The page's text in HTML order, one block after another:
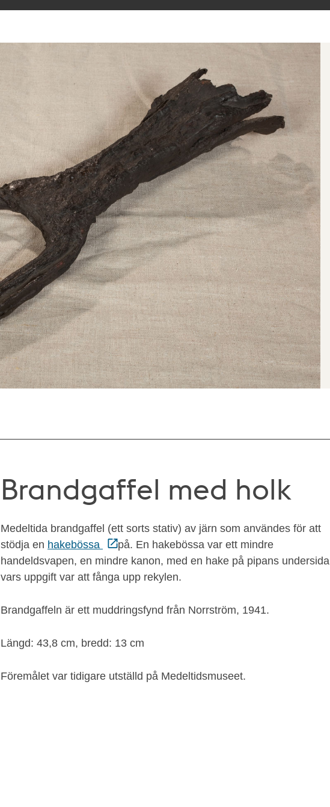
Brandgaffel med holk
Medeltida brandgaffel (ett sorts stativ) av järn som användes för att
stödja en hakebössa
på. En hakebössa var ett mindre
handeldsvapen, en mindre kanon, med en hake på pipans undersida
vars uppgift var att fånga upp rekylen.
Brandgaffeln är ett muddringsfynd från Norrström, 1941.
Längd: 43,8 cm, bredd: 13 cm
Föremålet var tidigare utställd på Medeltidsmuseet.